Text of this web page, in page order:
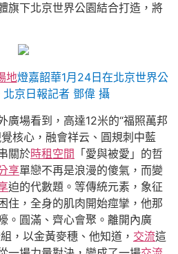
旗下北京世界公園結合打造，將
地燈嘉韶華1月24日在北京世界公
北京日報記者 鄧偉 攝
廣場看到，高達12米的“福照萬邦
核心，融會祥云、圓規刺中藍
關於時租空間 「愛與被愛」的哲
享單戀不再是浪漫的傻氣，而變
迫的代數題。等傳統元素，象征
住，全身的肌肉開始痙攣，他那
。圓滿、齊心會聚。離開內廣
，以金黃麥穗、他知道， 交流這